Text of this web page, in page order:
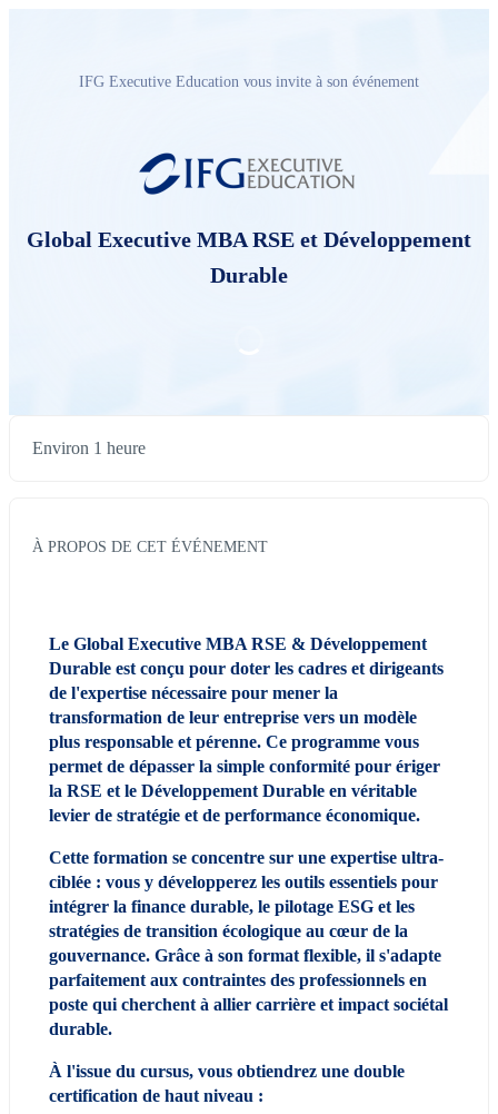
IFG Executive Education vous invite à son événement
Global Executive MBA RSE et Développement
Durable
Environ 1 heure
À PROPOS DE CET ÉVÉNEMENT
Le Global Executive MBA RSE & Développement
Durable est conçu pour doter les cadres et dirigeants
de l'expertise nécessaire pour mener la
transformation de leur entreprise vers un modèle
plus responsable et pérenne. Ce programme vous
permet de dépasser la simple conformité pour ériger
la RSE et le Développement Durable en véritable
levier de stratégie et de performance économique.
Cette formation se concentre sur une expertise ultra-
ciblée : vous y développerez les outils essentiels pour
intégrer la finance durable, le pilotage ESG et les
stratégies de transition écologique au cœur de la
gouvernance. Grâce à son format flexible, il s'adapte
parfaitement aux contraintes des professionnels en
poste qui cherchent à allier carrière et impact sociétal
durable.
À l'issue du cursus, vous obtiendrez une double
certification de haut niveau :